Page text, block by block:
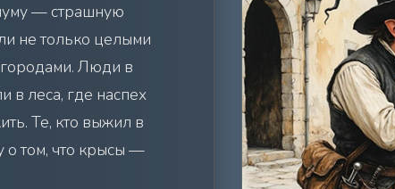
— страшную
не только целыми
Люди в
в леса, где наспех
Те, кто выжил в
о том, что крысы —